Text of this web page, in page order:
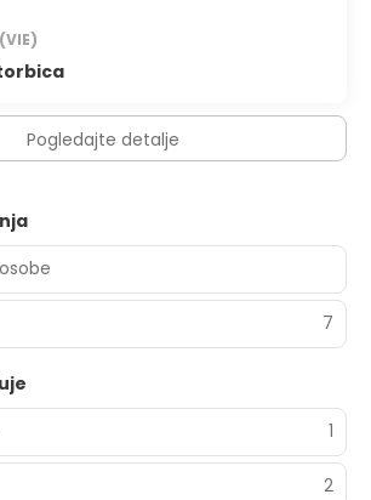
(VIE)
Pogledajte detalje
7
1
2